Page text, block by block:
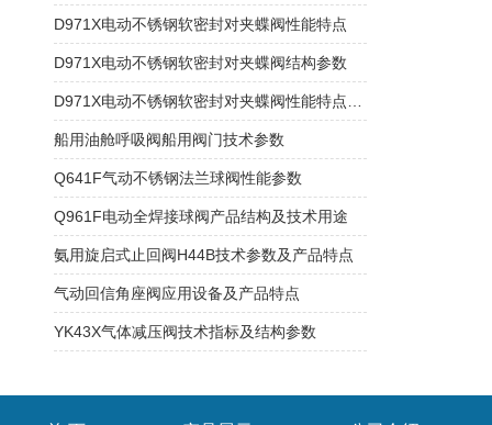
D971X电动不锈钢软密封对夹蝶阀性能特点
D971X电动不锈钢软密封对夹蝶阀结构参数
船用油舱呼吸阀船用阀门技术参数
Q641F气动不锈钢法兰球阀性能参数
Q961F电动全焊接球阀产品结构及技术用途
氨用旋启式止回阀H44B技术参数及产品特点
气动回信角座阀应用设备及产品特点
YK43X气体减压阀技术指标及结构参数